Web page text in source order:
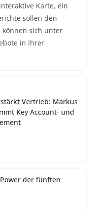
Karte, ein
sollen den
sich unter
in ihrer
Vertrieb: Markus
Key Account- und
Power der fünften